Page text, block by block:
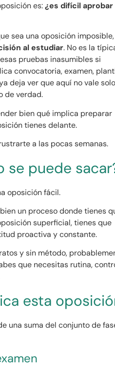
es:¿es difícil aprobar
sea una oposición imposible,
al estudiar. No es la
pruebas inasumibles si
convocatoria, examen,
deja ver que aquí no vale solo
de verdad.
bien qué implica preparar
tienes delante.
a las pocas semanas.
se puede
oposición fácil.
un proceso donde tienes
superficial, tienes que
proactiva y constante.
y sin método,
que necesitas rutina,
esta
una suma del conjunto de